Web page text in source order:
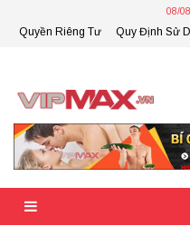
content
08/
Quyền Riêng Tư Quy Định Sử